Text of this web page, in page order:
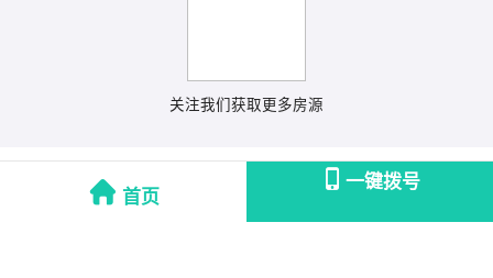
首页
一键拨号
关注我们获取更多房源